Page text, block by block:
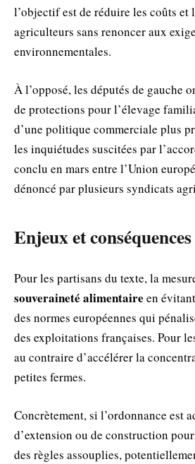
l’objectif est de réduire les coûts et
agriculteurs sans renoncer aux
environnementales.
À l’opposé, les députés de gauche
de protections pour l’élevage
d’une politique commerciale plus
les inquiétudes suscitées par
conclu en mars entre l’Union
dénoncé par plusieurs syndicats
Enjeux et conséquences
Pour les partisans du texte, la
souveraineté alimentaire en
des normes européennes qui
des exploitations françaises. Pour
au contraire d’accélérer la
petites fermes.
Concrètement, si l’ordonnance est
d’extension ou de construction
des règles assouplies,